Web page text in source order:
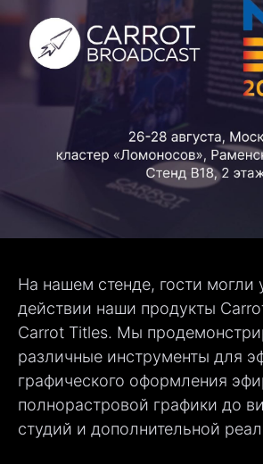
На нашем стенде, гости могли
действии наши продукты
Carrot Titles. Мы
различные инструменты для
графического оформления
полнорастровой графики до
студий и дополнительной